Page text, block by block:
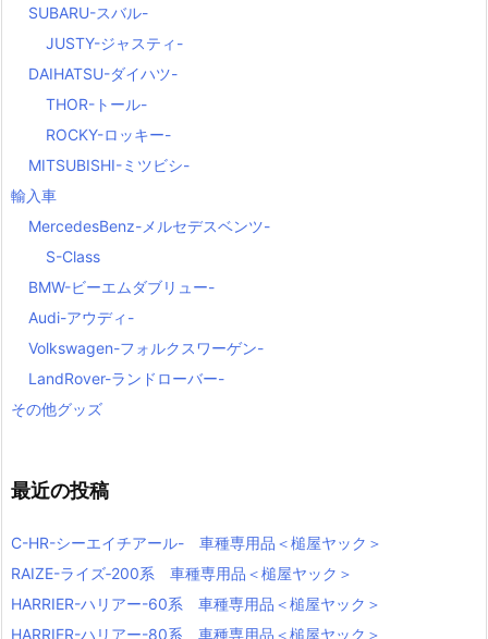
SUBARU-スバル-
JUSTY-ジャスティ-
DAIHATSU-ダイハツ-
THOR-トール-
ROCKY-ロッキー-
MITSUBISHI-ミツビシ-
輸入車
MercedesBenz-メルセデスベンツ-
S-Class
BMW-ビーエムダブリュー-
Audi-アウディ-
Volkswagen-フォルクスワーゲン-
LandRover-ランドローバー-
その他グッズ
最近の投稿
C-HR-シーエイチアール- 車種専用品＜槌屋ヤック＞
RAIZE-ライズ‐200系 車種専用品＜槌屋ヤック＞
HARRIER-ハリアー-60系 車種専用品＜槌屋ヤック＞
HARRIER-ハリアー-80系 車種専用品＜槌屋ヤック＞